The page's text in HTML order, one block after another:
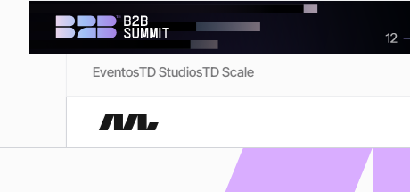
EventosTD StudiosTD Scale